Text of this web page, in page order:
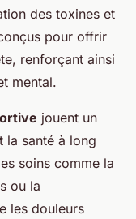
des toxines et
pour offrir
renforçant ainsi
mental.
jouent un
la santé à long
soins comme la
ou la
les douleurs